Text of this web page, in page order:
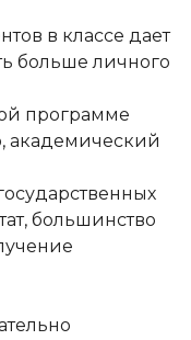
в классе дает
больше личного
программе
академический
большинство